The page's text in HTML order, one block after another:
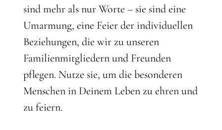
sind mehr als nur Worte – sie sind eine
Umarmung, eine Feier der individuellen
Beziehungen, die wir zu unseren
Familienmitgliedern und Freunden
pflegen. Nutze sie, um die besonderen
Menschen in Deinem Leben zu ehren und
zu feiern.